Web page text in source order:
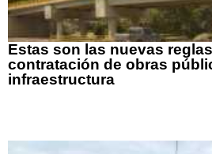
Estas son las nuevas
contratación de obras
infraestructura